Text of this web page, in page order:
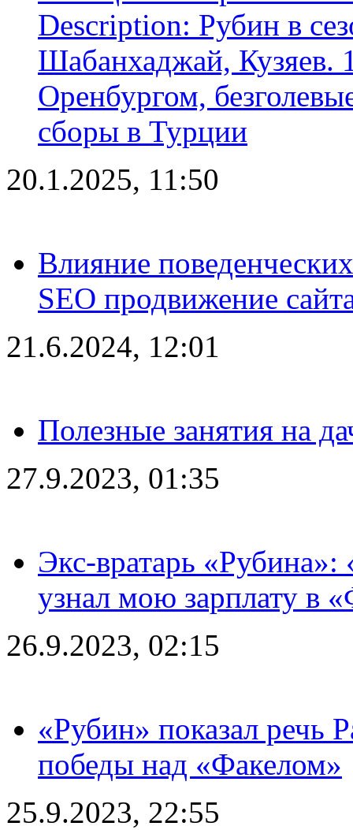
Description: Рубин в
Шабанхаджай, Кузяев.
Оренбургом,
сборы в Турции
20.1.2025, 11:50
Влияние
SEO продвижение
21.6.2024, 12:01
Полезные занятия на
27.9.2023, 01:35
Экс-вратарь «Рубина»:
узнал мою зарплату в
26.9.2023, 02:15
«Рубин» показал речь
победы над «Факелом»
25.9.2023, 22:55